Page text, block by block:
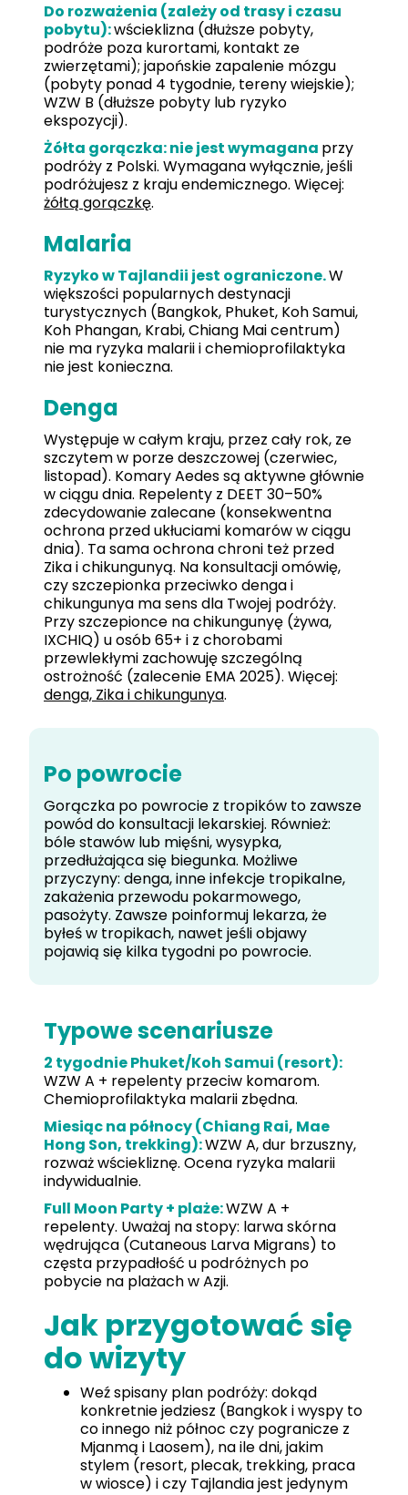
Do rozważenia (zależy od trasy i czasu
pobytu):wścieklizna (dłuższe pobyty,
podróże poza kurortami, kontakt ze
zwierzętami); japońskie zapalenie mózgu
(pobyty ponad 4 tygodnie, tereny wiejskie);
WZW B (dłuższe pobyty lub ryzyko
ekspozycji).
Żółta gorączka: nie jest wymagana przy
podróży z Polski. Wymagana wyłącznie, jeśli
podróżujesz z kraju endemicznego. Więcej:
żółtą gorączkę.
Malaria
Ryzyko w Tajlandii jest ograniczone.W
większości popularnych destynacji
turystycznych (Bangkok, Phuket, Koh Samui,
Koh Phangan, Krabi, Chiang Mai centrum)
nie ma ryzyka malarii i chemioprofilaktyka
nie jest konieczna.
Denga
Występuje w całym kraju, przez cały rok, ze
szczytem w porze deszczowej (czerwiec,
listopad). Komary Aedes są aktywne głównie
w ciągu dnia. Repelenty z DEET 30–50%
zdecydowanie zalecane (konsekwentna
ochrona przed ukłuciami komarów w ciągu
dnia). Ta sama ochrona chroni też przed
Zika i chikungunyą. Na konsultacji omówię,
czy szczepionka przeciwko denga i
chikungunya ma sens dla Twojej podróży.
Przy szczepionce na chikungunyę (żywa,
IXCHIQ) u osób 65+ i z chorobami
przewlekłymi zachowuję szczególną
ostrożność (zalecenie EMA 2025). Więcej:
denga, Zika i chikungunya.
Po powrocie
Gorączka po powrocie z tropików to zawsze
powód do konsultacji lekarskiej. Również:
bóle stawów lub mięśni, wysypka,
przedłużająca się biegunka. Możliwe
przyczyny: denga, inne infekcje tropikalne,
zakażenia przewodu pokarmowego,
pasożyty. Zawsze poinformuj lekarza, że
byłeś w tropikach, nawet jeśli objawy
pojawią się kilka tygodni po powrocie.
Typowe scenariusze
2 tygodnie Phuket/Koh Samui (resort):
WZW A + repelenty przeciw komarom.
Chemioprofilaktyka malarii zbędna.
Miesiąc na północy (Chiang Rai, Mae
Hong Son, trekking):WZW A, dur brzuszny,
rozważ wściekliznę. Ocena ryzyka malarii
indywidualnie.
Full Moon Party + plaże:WZW A +
repelenty. Uważaj na stopy: larwa skórna
wędrująca (Cutaneous Larva Migrans) to
częsta przypadłość u podróżnych po
pobycie na plażach w Azji.
Jak przygotować się
do wizyty
Weź spisany plan podróży: dokąd
konkretnie jedziesz (Bangkok i wyspy to
co innego niż północ czy pogranicze z
Mjanmą i Laosem), na ile dni, jakim
stylem (resort, plecak, trekking, praca
w wiosce) i czy Tajlandia jest jedynym